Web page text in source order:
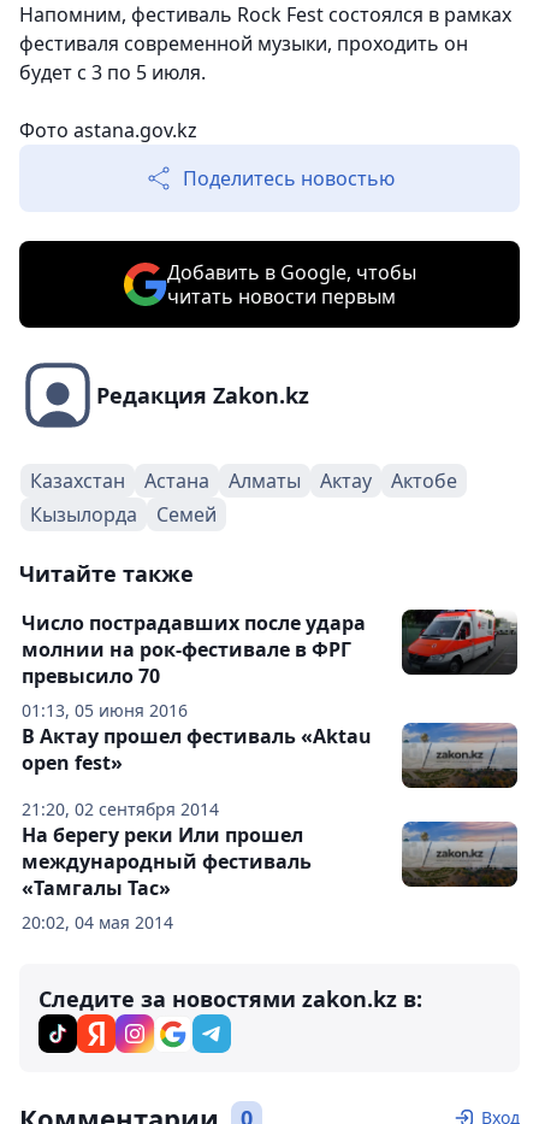
Напомним, фестиваль Rock Fest состоялся в рамках
фестиваля современной музыки, проходить он
будет с 3 по 5 июля.
Фото astana.gov.kz
Поделитесь новостью
Добавить в Google, чтобы
читать новости первым
Редакция Zakon.kz
Казахстан Астана Алматы Актау
Актобе
Кызылорда
Семей
Читайте также
01:13, 05 июня 2016
Число пострадавших после удара
молнии на рок-фестивале в ФРГ
превысило 70
21:20, 02 сентября 2014
В Актау прошел фестиваль «Aktau
open fest»
20:02, 04 мая 2014
На берегу реки Или прошел
международный фестиваль
«Тамгалы Тас»
Следите за новостями zakon.kz в:
0 Вход